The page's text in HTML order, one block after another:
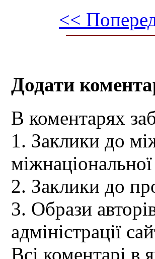
<<
Додати
В коментарях
1. Заклики до
2. Заклики до
3. Образи
адміністрації
Всі коментарі в